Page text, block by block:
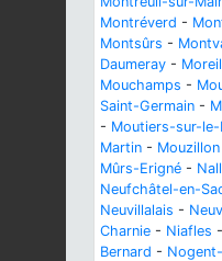
Montréverd -
Montsûrs -
Daumeray -
Mouchamps -
Saint-Germain -
- Moutiers-sur-le-
Martin - Mouzillon
Mûrs-Erigné -
Neufchâtel-en-
Neuvillalais -
Charnie - Niafles -
Bernard -